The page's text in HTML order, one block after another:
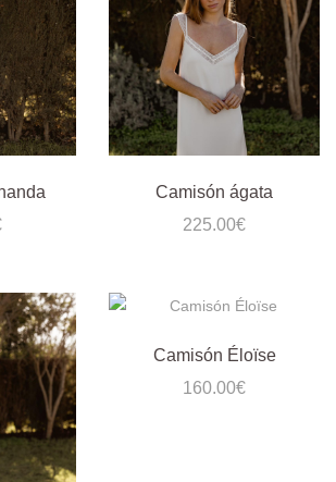
Camisón ágata
225.00€
Camisón Éloïse
160.00€